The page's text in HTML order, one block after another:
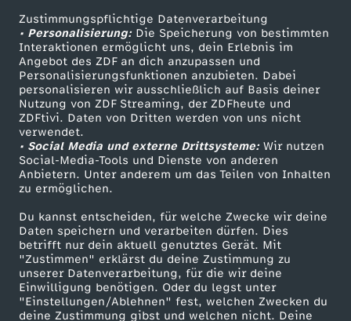
Zustimmungspflichtige Datenverarbeitung
• Personalisierung:Die Speicherung von bestimmten
Interaktionen ermöglicht uns, dein Erlebnis im
Angebot des ZDF an dich anzupassen und
Personalisierungsfunktionen anzubieten. Dabei
personalisieren wir ausschließlich auf Basis deiner
Nutzung von ZDF Streaming, der ZDFheute und
ZDFtivi. Daten von Dritten werden von uns nicht
verwendet.
• Social Media und externe Drittsysteme:Wir nutzen
Social-Media-Tools und Dienste von anderen
Anbietern. Unter anderem um das Teilen von Inhalten
zu ermöglichen.
Du kannst entscheiden, für welche Zwecke wir deine
Daten speichern und verarbeiten dürfen. Dies
betrifft nur dein aktuell genutztes Gerät. Mit
"Zustimmen" erklärst du deine Zustimmung zu
unserer Datenverarbeitung, für die wir deine
Einwilligung benötigen. Oder du legst unter
"Einstellungen/Ablehnen" fest, welchen Zwecken du
deine Zustimmung gibst und welchen nicht. Deine
Livestreams
Sendungen A-Z
TV-Programm
Zuschauerservice
Hilfe
ZDF Unternehmen
Karriere
ZDF goes Schule
Werbefernsehen
Mainzelmännchen